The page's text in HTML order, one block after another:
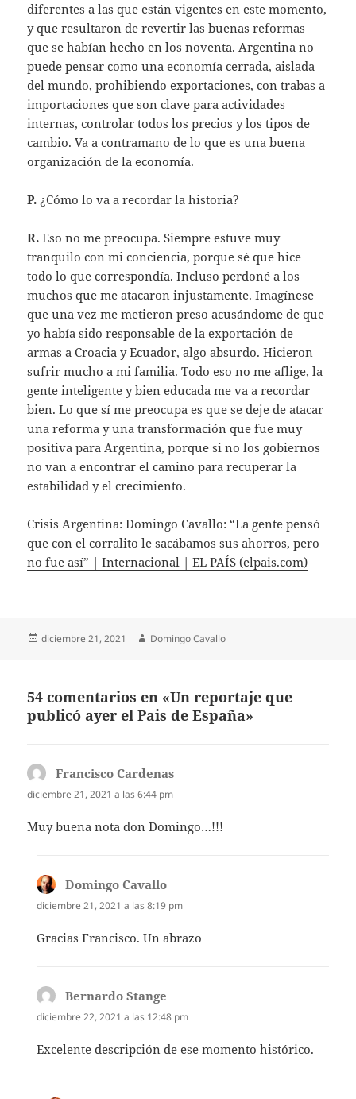
diferentes a las que están vigentes en este momento,
y que resultaron de revertir las buenas reformas
que se habían hecho en los noventa. Argentina no
puede pensar como una economía cerrada, aislada
del mundo, prohibiendo exportaciones, con trabas a
importaciones que son clave para actividades
internas, controlar todos los precios y los tipos de
cambio. Va a contramano de lo que es una buena
organización de la economía.
P. ¿Cómo lo va a recordar la historia?
R.Eso no me preocupa. Siempre estuve muy
tranquilo con mi conciencia, porque sé que hice
todo lo que correspondía. Incluso perdoné a los
muchos que me atacaron injustamente. Imagínese
que una vez me metieron preso acusándome de que
yo había sido responsable de la exportación de
armas a Croacia y Ecuador, algo absurdo. Hicieron
sufrir mucho a mi familia. Todo eso no me aflige, la
gente inteligente y bien educada me va a recordar
bien. Lo que sí me preocupa es que se deje de atacar
una reforma y una transformación que fue muy
positiva para Argentina, porque si no los gobiernos
no van a encontrar el camino para recuperar la
estabilidad y el crecimiento.
Crisis Argentina: Domingo Cavallo: “La gente pensó
que con el corralito le sacábamos sus ahorros, pero
no fue así” | Internacional | EL PAÍS (elpais.com)
Publicado
diciembre 21, 2021 Autor
Domingo Cavallo
54 comentarios en «Un reportaje que
publicó ayer el Pais de España»
Francisco Cardenas
diciembre 21, 2021 a las 6:44 pm
Muy buena nota don Domingo…!!!
Domingo Cavallo
diciembre 21, 2021 a las 8:19 pm
Gracias Francisco. Un abrazo
Bernardo Stange
diciembre 22, 2021 a las 12:48 pm
Excelente descripción de ese momento histórico.